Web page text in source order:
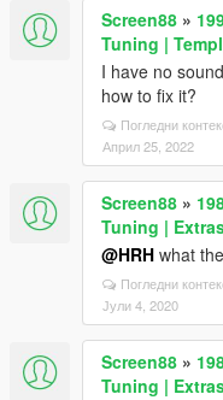
Screen88 »
Tuning |
I have no
how to fix it?
Погледни
Април 25, 2022
Screen88 »
Tuning |
@HRH what
Погледни
Јули 4, 2020
Screen88 »
Tuning |